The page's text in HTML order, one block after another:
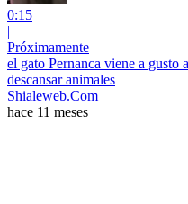
0:15
|
Próximamente
el gato Pernanca viene a gusto
descansar animales
Shialeweb.Com
hace 11 meses